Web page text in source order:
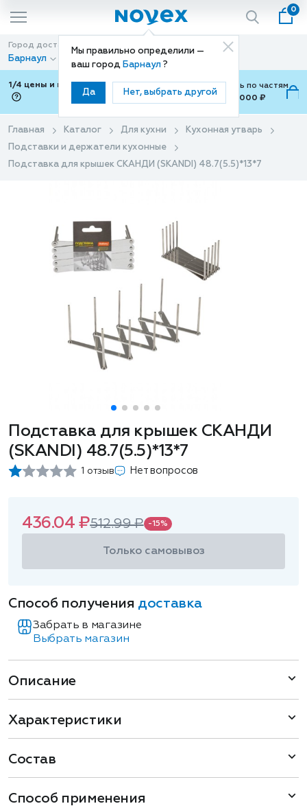
Мы правильно определили —
ваш город Барнаул ?
Да Нет, выбрать другой
0
Город доставки
Барнаул
Способ доставки
Доставка
1/4 цены и покупки ваши с Подели
Можно оплатить по частям
от 700 ₽ до 15,000 ₽
Главная Каталог Для кухни
Кухонная утварь
Подставки и держатели кухонные
Подставка для крышек СКАНДИ (SKANDI) 48.7(5.5)*13*7
Подставка для крышек СКАНДИ
(SKANDI) 48.7(5.5)*13*7
1 отзыв Нет вопросов
436.04 ₽512.99 ₽ -15%
Только самовывоз
Способ получения доставка
Забрать в магазине
Выбрать магазин
Описание
Характеристики
Состав
Способ применения